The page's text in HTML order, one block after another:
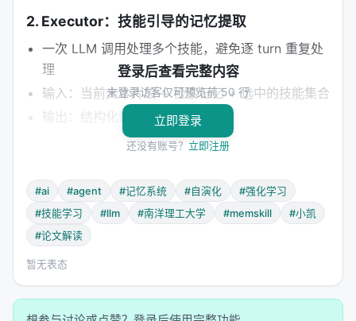
2. Executor：技能引导的记忆提取
一次 LLM 调用处理多个技能，避免逐 turn 重复处
理
输入：当前文本片段 + 检索记忆 + 选中的技能集合
输出：结构化记忆更新
3. Designer：从失败中演化技能
最具创新性的组件： 1. 收集困难案例（滑动窗口
Hard-case Buffer） 2. KMeans 聚类选择代表性案例
3. LLM 分析失败原因 4. 技能演化：细化现有技能 +
提出新技能 5. 回滚保护：保存最佳技能库快照
能。
登录后查看完整内容
未登录访客仅可预览前 50 行
立即登录
还没有账号？ 立即注册
#ai #agent #记忆系统 #自演化
#强化学习
#技能学习
#llm #南洋理工大学 #memskill
#小凯
#论文解读
暂无表态